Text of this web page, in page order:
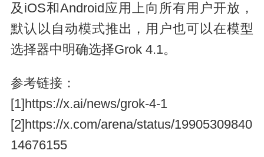
及iOS和Android应用上向所有用户开放，
默认以自动模式推出，用户也可以在模型
选择器中明确选择Grok 4.1。
参考链接：
[1]https://x.ai/news/grok-4-1
[2]https://x.com/arena/status/19905309840
14676155